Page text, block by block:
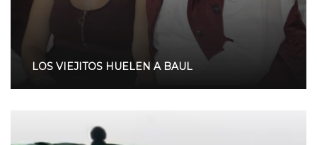
LOS VIEJITOS HUELEN A BAUL